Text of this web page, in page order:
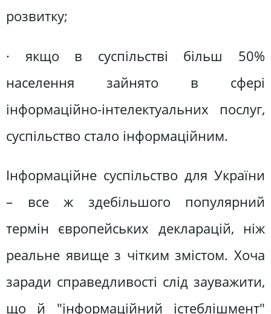
розвитку;
· якщо в суспільстві більш 50%
населення зайнято в сфері
інформаційно-інтелектуальних послуг,
суспільство стало інформаційним.
Інформаційне суспільство для України
– все ж здебільшого популярний
термін європейських декларацій, ніж
реальне явище з чітким змістом. Хоча
заради справедливості слід зауважити,
що й "інформаційний істеблішмент"